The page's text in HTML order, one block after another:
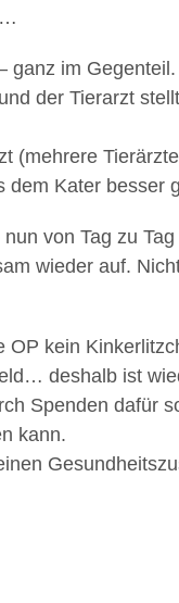
ganz im Gegenteil.
der Tierarzt
(mehrere
dem Kater besser
von Tag zu
wieder auf.
kein
deshalb ist
Spenden dafür
kann.